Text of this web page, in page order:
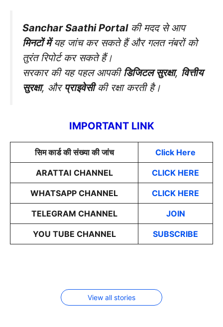
Sanchar Saathi Portalकी मदद से आप
मिनटों मेंयह जांच कर सकते हैं और गलत नंबरों को
तुरंत रिपोर्ट कर सकते हैं।
सरकार की यह पहल आपकीडिजिटल सुरक्षा, वित्तीय
सुरक्षा, और प्राइवेसीकी रक्षा करती है।
IMPORTANT LINK
सिम कार्ड की संख्या की जांच Click Here
ARATTAI CHANNEL CLICK HERE
WHATSAPP CHANNEL CLICK HERE
TELEGRAM CHANNEL JOIN
YOU TUBE CHANNEL SUBSCRIBE
इन नौकरी में
खाना खाने
काम
पैर में काला
2026 में
View all stories